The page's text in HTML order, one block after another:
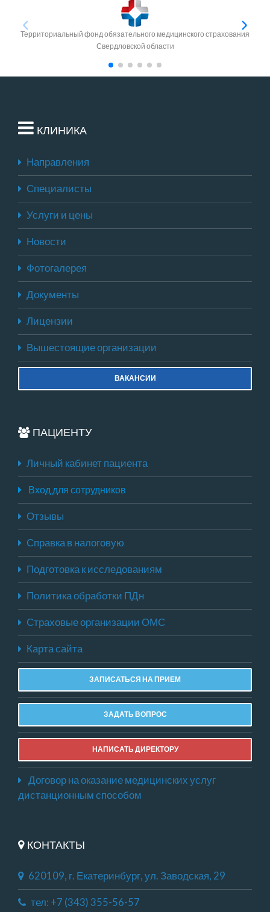
Территориальный фонд обязательного медицинского страхования
Свердловской области
КЛИНИКА
Направления
Специалисты
Услуги и цены
Новости
Фотогалерея
Документы
Лицензии
Вышестоящие организации
ВАКАНСИИ
ПАЦИЕНТУ
Личный кабинет пациента
Вход для сотрудников
Отзывы
Справка в налоговую
Подготовка к исследованиям
Политика обработки ПДн
Страховые организации ОМС
Карта сайта
ЗАПИСАТЬСЯ НА ПРИЕМ
ЗАДАТЬ ВОПРОС
НАПИСАТЬ ДИРЕКТОРУ
Договор на оказание медицинских услуг
дистанционным способом
КОНТАКТЫ
620109, г. Екатеринбург, ул. Заводская, 29
тел: +7 (343) 355-56-57